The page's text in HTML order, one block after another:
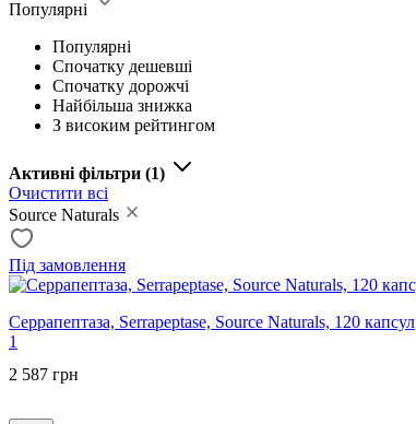
Популярні
Популярні
Спочатку дешевші
Спочатку дорожчі
Найбільша знижка
З високим рейтингом
Активні фільтри (1)
Очистити всі
Source Naturals
Під замовлення
Серрапептаза, Serrapeptase, Source Naturals, 120 капсул
1
2 587 грн